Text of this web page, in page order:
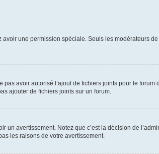
une permission spéciale. Seuls les modérateurs
avoir autorisé l’ajout de fichiers joints pour le forum
ajouter de fichiers joints sur un forum.
avertissement. Notez que c’est la décision de
les raisons de votre avertissement.